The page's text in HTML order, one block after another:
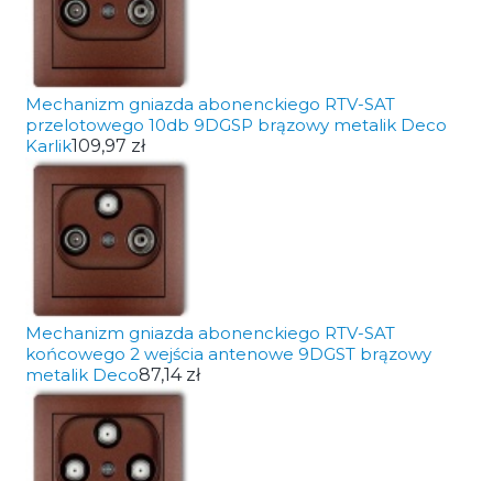
Mechanizm gniazda abonenckiego RTV-SAT
przelotowego 10db 9DGSP brązowy metalik Deco
Karlik109,97 zł
Mechanizm gniazda abonenckiego RTV-SAT
końcowego 2 wejścia antenowe 9DGST brązowy
metalik Deco87,14 zł